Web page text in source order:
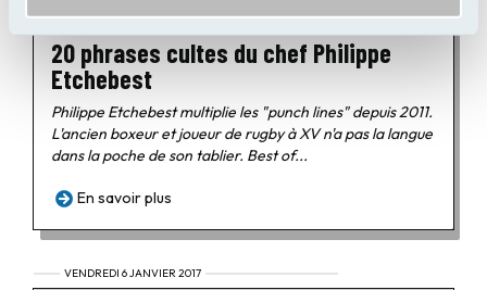
20 phrases cultes du chef Philippe
Etchebest
Philippe Etchebest multiplie les "punch lines" depuis 2011.
L'ancien boxeur et joueur de rugby à XV n'a pas la langue
dans la poche de son tablier. Best of...
En savoir plus
VENDREDI 6 JANVIER 2017